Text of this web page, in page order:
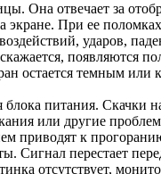
Она отвечает за
экране. При ее поломках
ударов,
появляются
остается темным или
блока питания. Скачки
или другие
приводят к
Сигнал перестает
отсутствует,